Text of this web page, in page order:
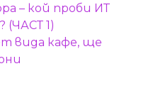
– кой проби ИТ
(ЧАСТ 1)
вида кафе, ще